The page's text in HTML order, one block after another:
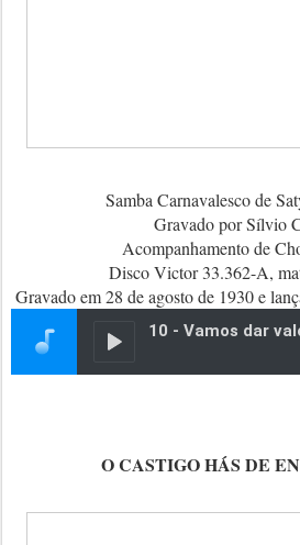
Samba Carnavalesco de
Gravado por Sílvio
Acompanhamento de
Disco Victor 33.362-A,
Gravado em 28 de agosto de 1930 e
O CASTIGO HÁS DE